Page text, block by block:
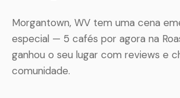
Morgantown, WV tem uma cena
especial — 5 cafés por agora na
ganhou o seu lugar com reviews e
comunidade.